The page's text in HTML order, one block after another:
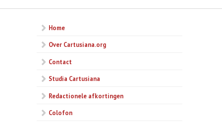
Home
Over Cartusiana.org
Contact
Studia Cartusiana
Redactionele afkortingen
Colofon